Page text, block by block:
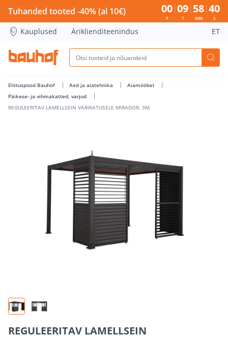
REGULEERITAV LAMELLSEIN VARIKATUSELE MIRADOR, 3M
Tuhanded tooted -40% (al 10€) 00
P
09
T
58
MIN
40
S
Kauplused Äriklienditeenindus ET
Ehituspood Bauhof Aed ja aiatehnika
Aiamööbel
Päikese- ja vihmakatted, varjud
REGULEERITAV LAMELLSEIN VARIKATUSELE MIRADOR, 3M
REGULEERITAV LAMELLSEIN